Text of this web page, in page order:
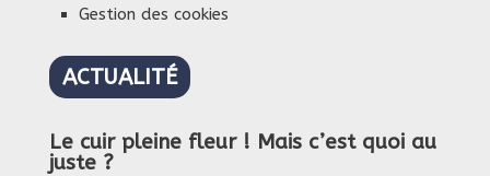
Gestion des cookies
ACTUALITÉ
Le cuir pleine fleur ! Mais c’est quoi au
juste ?